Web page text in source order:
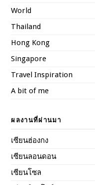
World
Thailand
Hong Kong
Singapore
Travel Inspiration
A bit of me
ผลงานที่ผ่านมา
เซียนฮ่องกง
เซียนลอนดอน
เซียนโซล